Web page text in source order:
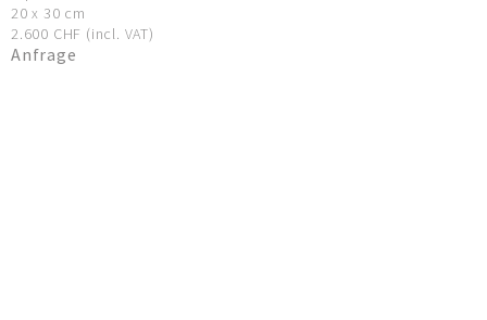
20 x 30 cm
2.600 CHF (incl. VAT)
Anfrage